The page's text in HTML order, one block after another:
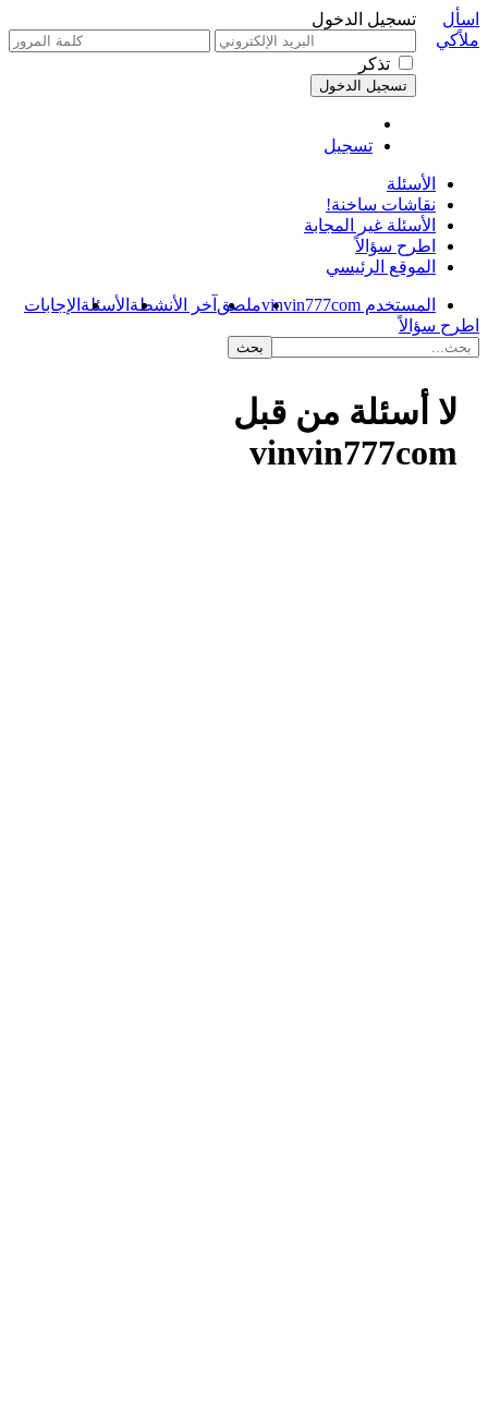
تسجيل الدخول
تذكر
تسجيل
اسأل
ملاًكي
الأسئلة
نقاشات ساخنة!
الأسئلة غير المجابة
اطرح سؤالاً
الموقع الرئيسي
المستخدم vinvin777com ملصق آخر الأنشطة الأسئلة الإجابات
اطرح سؤالاً
لا أسئلة من قبل
vinvin777com